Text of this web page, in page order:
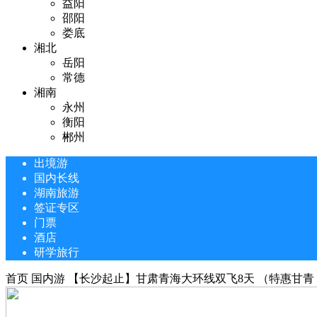
益阳
邵阳
娄底
湘北
岳阳
常德
湘南
永州
衡阳
郴州
出境游
国内长线
湖南旅游
签证专区
门票
酒店
研学旅行
首页 国内游 【长沙起止】甘肃青海大环线双飞8天 （特惠甘青